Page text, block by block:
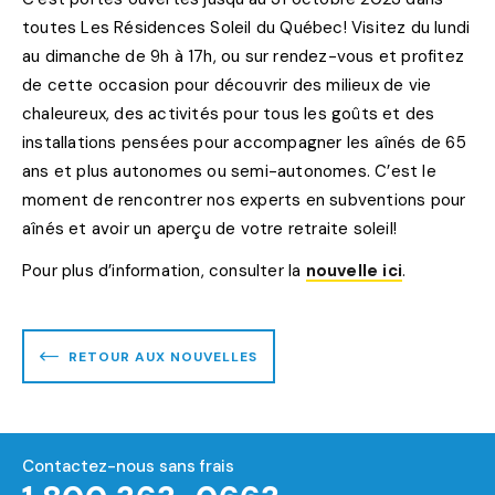
toutes Les Résidences Soleil du Québec! Visitez du lundi
au dimanche de 9h à 17h, ou sur rendez-vous et profitez
de cette occasion pour découvrir des milieux de vie
chaleureux, des activités pour tous les goûts et des
installations pensées pour accompagner les aînés de 65
ans et plus autonomes ou semi-autonomes. C’est le
moment de rencontrer nos experts en subventions pour
aînés et avoir un aperçu de votre retraite soleil!
Pour plus d’information, consulter la nouvelle ici.
RETOUR AUX NOUVELLES
Contactez-nous sans frais